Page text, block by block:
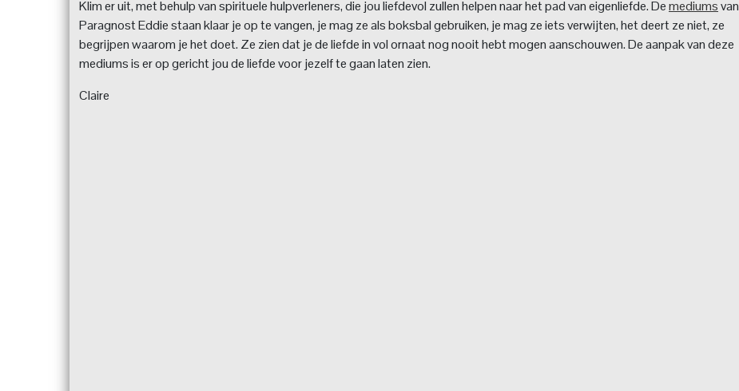
Klim er uit, met behulp van spirituele hulpverleners, die jou liefdevol zullen helpen naar het pad van eigenliefde. Demediumsvan
Paragnost Eddie staan klaar je op te vangen, je mag ze als boksbal gebruiken, je mag ze iets verwijten, het deert ze niet, ze
begrijpen waarom je het doet. Ze zien dat je de liefde in vol ornaat nog nooit hebt mogen aanschouwen. De aanpak van deze
mediums is er op gericht jou de liefde voor jezelf te gaan laten zien.
Claire